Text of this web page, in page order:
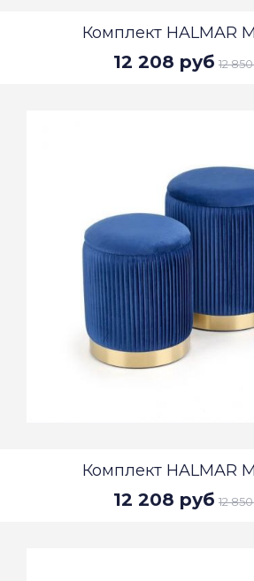
Комплект HALMAR
12 208 руб 12
Комплект HALMAR
12 208 руб 12